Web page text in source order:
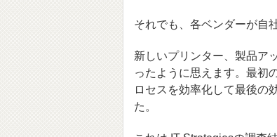
それでも、各ベンダーが自
新しいプリンター、製品ア
ったように思えます。最初
ロセスを効率化して最後の
た。